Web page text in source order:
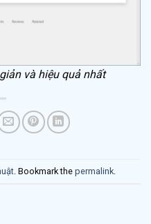
và hiệu quả nhất
. Bookmark the permalink